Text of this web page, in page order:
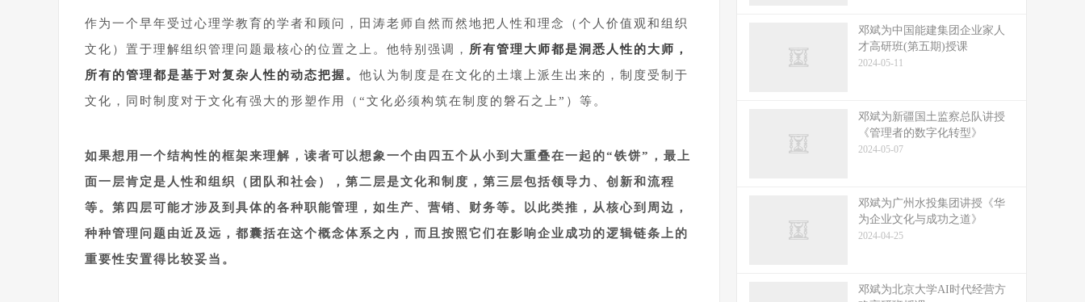
作为一个早年受过心理学教育的学者和顾问，田涛老师自然而然地把人性和理念（个人价值观和组织
文化）置于理解组织管理问题最核心的位置之上。他特别强调， 所有管理大师都是洞悉人性的大师，
所有的管理都是基于对复杂人性的动态把握。 他认为制度是在文化的土壤上派生出来的，制度受制于
文化，同时制度对于文化有强大的形塑作用（“文化必须构筑在制度的磐石之上”）等。
如果想用一个结构性的框架来理解，读者可以想象一个由四五个从小到大重叠在一起的“铁饼”，最上
面一层肯定是人性和组织（团队和社会），第二层是文化和制度，第三层包括领导力、创新和流程
等。第四层可能才涉及到具体的各种职能管理，如生产、营销、财务等。以此类推，从核心到周边，
种种管理问题由近及远，都囊括在这个概念体系之内，而且按照它们在影响企业成功的逻辑链条上的
重要性安置得比较妥当。
邓斌为中国能建集团企业家人
才高研班(第五期)授课
2024-05-11
邓斌为新疆国土监察总队讲授
《管理者的数字化转型》
2024-05-07
邓斌为广州水投集团讲授《华
为企业文化与成功之道》
2024-04-25
邓斌为北京大学AI时代经营方